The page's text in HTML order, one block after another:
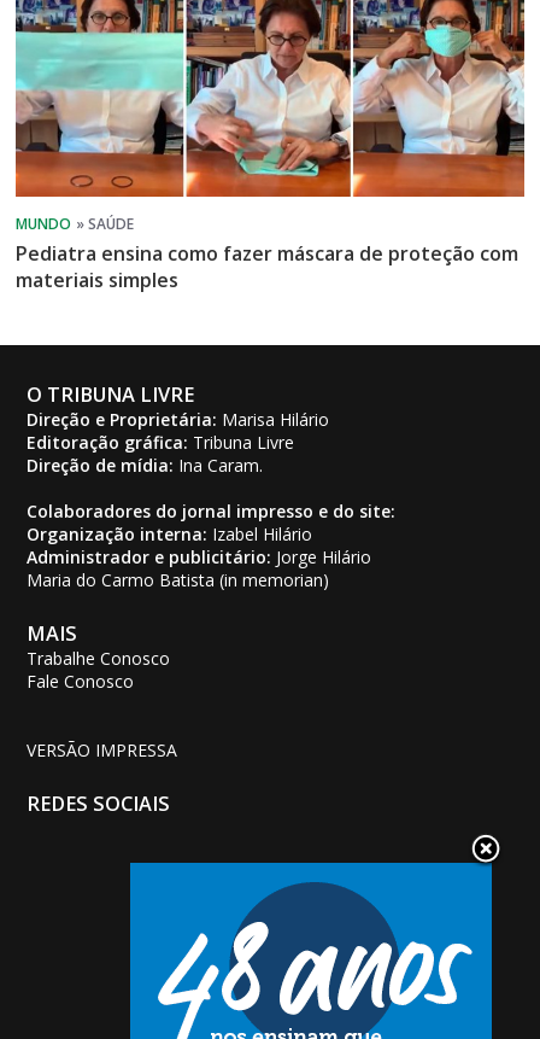
Pediatra ensina como fazer máscara de proteção com
materiais simples
O TRIBUNA LIVRE
Direção e Proprietária: Marisa Hilário
Editoração gráfica: Tribuna Livre
Direção de mídia: Ina Caram.
Colaboradores do jornal impresso e do site:
Organização interna: Izabel Hilário
Administrador e publicitário: Jorge Hilário
Maria do Carmo Batista (in memorian)
MAIS
Trabalhe Conosco
Fale Conosco
VERSÃO IMPRESSA
REDES SOCIAIS